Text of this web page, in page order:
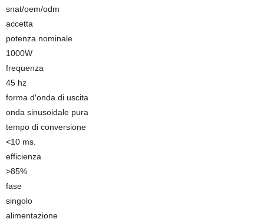
snat/oem/odm
accetta
potenza nominale
1000W
frequenza
45 hz
forma d′onda di uscita
onda sinusoidale pura
tempo di conversione
<10 ms.
efficienza
>85%
fase
singolo
alimentazione